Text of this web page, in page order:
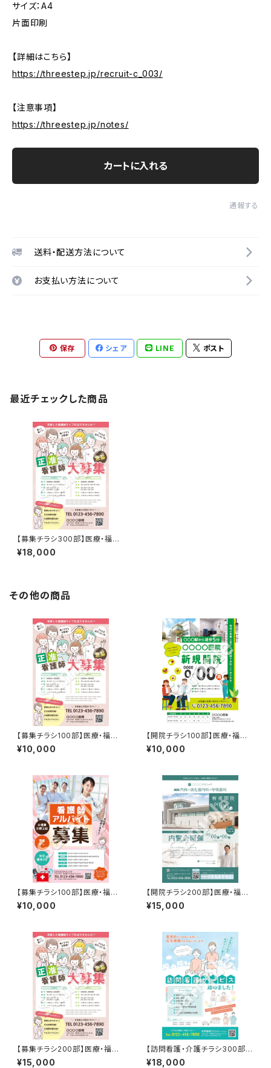
サイズ：A4
片面印刷
【詳細はこちら】
https://threestep.jp/recruit-c_003/
【注意事項】
https://threestep.jp/notes/
カートに入れる
通報する
送料・配送方法について
お支払い方法について
保存 シェア LINE ポスト
最近チェックした商品
【募集チラシ300部】医療・福祉
など
¥18,000
その他の商品
【募集チラシ100部】医療・福祉
など
¥10,000
【開院チラシ100部】医療・福祉
など
¥10,000
【募集チラシ100部】医療・福祉
など（QRコードあり）
¥10,000
【開院チラシ200部】医療・福祉
など
¥15,000
【募集チラシ200部】医療・福祉
など
¥15,000
【訪問看護・介護チラシ300部】
医療・福祉など
¥18,000